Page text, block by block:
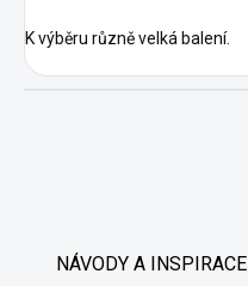
K výběru různě velká balení.
NÁVODY A INSPIRACE